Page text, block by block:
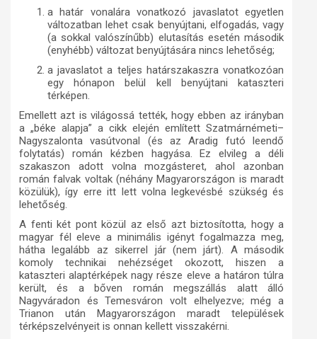
a határ vonalára vonatkozó javaslatot egyetlen
változatban lehet csak benyújtani, elfogadás, vagy
(a sokkal valószínűbb) elutasítás esetén második
(enyhébb) változat benyújtására nincs lehetőség;
a javaslatot a teljes határszakaszra vonatkozóan
egy hónapon belül kell benyújtani kataszteri
térképen.
Emellett azt is világossá tették, hogy ebben az irányban
a „béke alapja” a cikk elején említett Szatmárnémeti–
Nagyszalonta vasútvonal (és az Aradig futó leendő
folytatás) román kézben hagyása. Ez elvileg a déli
szakaszon adott volna mozgásteret, ahol azonban
román falvak voltak (néhány Magyarországon is maradt
közülük), így erre itt lett volna legkevésbé szükség és
lehetőség.
A fenti két pont közül az első azt biztosította, hogy a
magyar fél eleve a minimális igényt fogalmazza meg,
hátha legalább az sikerrel jár (nem járt). A második
komoly technikai nehézséget okozott, hiszen a
kataszteri alaptérképek nagy része eleve a határon túlra
került, és a bőven román megszállás alatt álló
Nagyváradon és Temesváron volt elhelyezve; még a
Trianon után Magyarországon maradt települések
térképszelvényeit is onnan kellett visszakérni.